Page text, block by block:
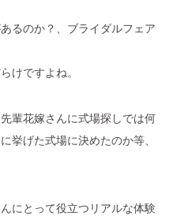
るのか？ 、ブライダルフェア
けですよね。
輩花嫁さんに式場探しでは何
挙げた式場に決めたのか等、
にとって役立つリアルな体験